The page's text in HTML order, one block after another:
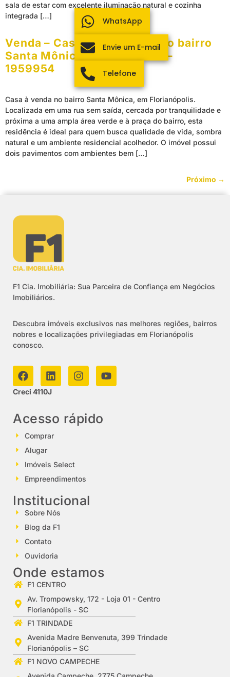
sala de estar com excelente iluminação natural e cozinha
integrada […]
Venda – Casa de 3 quartos no bairro
Santa Mônica, Florianópolis –
1959954
Casa à venda no bairro Santa Mônica, em Florianópolis.
Localizada em uma rua sem saída, cercada por tranquilidade e
próxima a uma ampla área verde e à praça do bairro, esta
residência é ideal para quem busca qualidade de vida, sombra
natural e um ambiente residencial acolhedor. O imóvel possui
dois pavimentos com ambientes bem […]
Próximo →
F1 Cia. Imobiliária: Sua Parceira de Confiança em Negócios
Imobiliários.
Descubra imóveis exclusivos nas melhores regiões, bairros
nobres e localizações privilegiadas em Florianópolis
conosco.
Creci 4110J
Acesso rápido
Comprar
Alugar
Imóveis Select
Empreendimentos
Institucional
Sobre Nós
Blog da F1
Contato
Ouvidoria
Onde estamos
F1 CENTRO
Av. Trompowsky, 172 - Loja 01 - Centro
Florianópolis - SC
F1 TRINDADE
Avenida Madre Benvenuta, 399 Trindade
Florianópolis – SC
F1 NOVO CAMPECHE
WhatsApp
Envie um E-mail
Telefone